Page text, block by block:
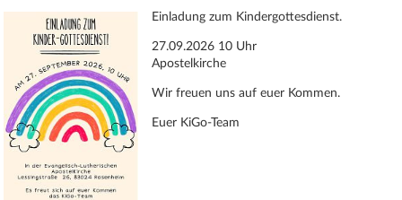
Einladung zum Kindergottesdienst.
27.09.2026 10 Uhr
Apostelkirche
Wir freuen uns auf euer Kommen.
Euer KiGo-Team